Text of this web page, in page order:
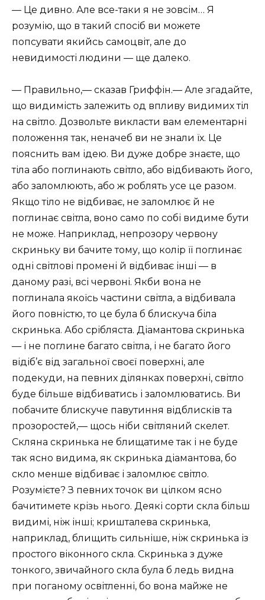
— Це дивно. Але все-таки я не зовсім… Я
розумію, що в такий спосіб ви можете
попсувати якийсь самоцвіт, але до
невидимості людини — ще далеко.
— Правильно,— сказав Гриффін.— Але згадайте,
що видимість залежить од впливу видимих тіл
на світло. Дозвольте викласти вам елементарні
положення так, неначеб ви не знали їх. Це
пояснить вам ідею. Ви дуже добре знаєте, що
тіла або поглинають світло, або відбивають його,
або заломлюють, або ж роблять усе це разом.
Якщо тіло не відбиває, не заломлює й не
поглинає світла, воно само по собі видиме бути
не може. Наприклад, непрозору червону
скриньку ви бачите тому, що колір її поглинає
одні світлові промені й відбиває інші — в
даному разі, всі червоні. Якби вона не
поглинала якоїсь частини світла, а відбивала
його повністю, то це була б блискуча біла
скринька. Або срібляста. Діамантова скринька
— і не поглине багато світла, і не багато його
відіб’є від загальної своєї поверхні, але
подекуди, на певних ділянках поверхні, світло
буде більше відбиватись і заломлюватись. Ви
побачите блискуче павутиння відблисків та
прозоростей,— щось ніби світляний скелет.
Скляна скринька не блищатиме так і не буде
так ясно видима, як скринька діамантова, бо
скло менше відбиває і заломлює світло.
Розумієте? З певних точок ви цілком ясно
бачитимете крізь нього. Деякі сорти скла більш
видимі, ніж інші; кришталева скринька,
наприклад, блищить сильніше, ніж скринька із
простого віконного скла. Скринька з дуже
тонкого, звичайного скла була б ледь видна
при поганому освітленні, бо вона майже не